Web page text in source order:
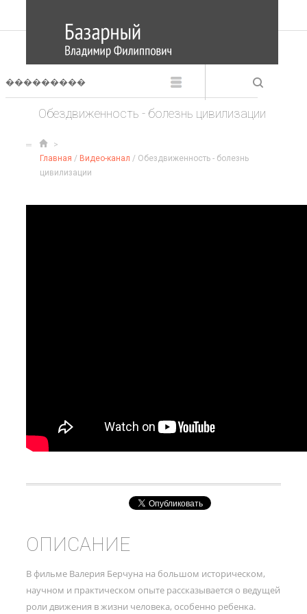
Обездвиженность - болезнь цивилизации
Главная / Видео-канал / Обездвиженность - болезнь
цивилизации
ОПИСАНИЕ
В фильме Валерия Берчуна на большом историческом,
научном и практическом опыте рассказывается о ведущей
роли движения в жизни человека, особенно ребенка.